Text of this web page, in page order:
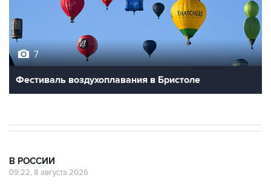
7
Фестиваль воздухоплавания в Бристоле
В РОССИИ
09:22, 8 августа 2026